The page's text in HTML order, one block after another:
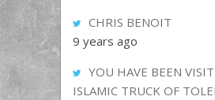
CHRIS BENOIT
9 years ago
YOU HAVE BEEN
ISLAMIC TRUCK OF